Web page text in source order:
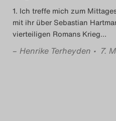
1. Ich treffe mich zum
mit ihr über Sebastian
vierteiligen Romans Krieg…
– Henrike Terheyden • 7.